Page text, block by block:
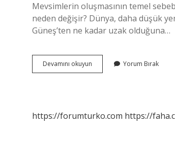
Mevsimlerin oluşmasının temel
neden değişir? Dünya, daha düşük
Güneş’ten ne kadar uzak olduğuna…
Devamını okuyun Dünyanın
Yörüngesi
Yorum Bırak
https://forumturko.com https://